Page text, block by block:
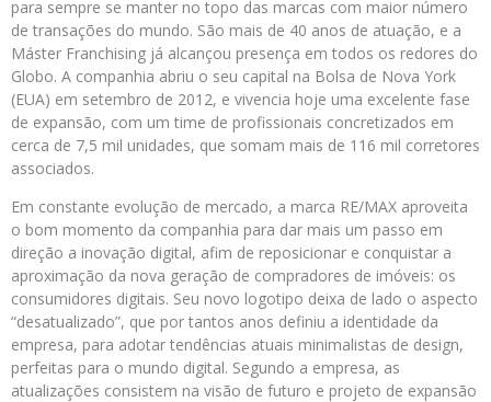
para sempre se manter no topo das marcas com maior número
de transações do mundo. São mais de 40 anos de atuação, e a
Máster Franchising já alcançou presença em todos os redores do
Globo. A companhia abriu o seu capital na Bolsa de Nova York
(EUA) em setembro de 2012, e vivencia hoje uma excelente fase
de expansão, com um time de profissionais concretizados em
cerca de 7,5 mil unidades, que somam mais de 116 mil corretores
associados.
Em constante evolução de mercado, a marca RE/MAX aproveita
o bom momento da companhia para dar mais um passo em
direção a inovação digital, afim de reposicionar e conquistar a
aproximação da nova geração de compradores de imóveis: os
consumidores digitais. Seu novo logotipo deixa de lado o aspecto
“desatualizado”, que por tantos anos definiu a identidade da
empresa, para adotar tendências atuais minimalistas de design,
perfeitas para o mundo digital. Segundo a empresa, as
atualizações consistem na visão de futuro e projeto de expansão